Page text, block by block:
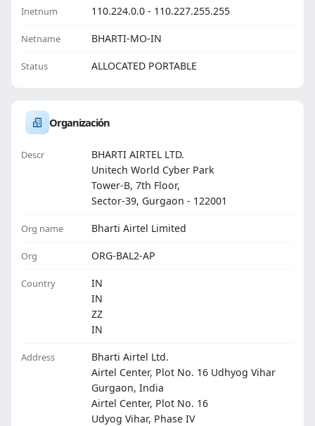
Inetnum 110.224.0.0 - 110.227.255.255
Netname BHARTI-MO-IN
Status ALLOCATED PORTABLE
Organización
Descr
BHARTI AIRTEL LTD.
Unitech World Cyber Park
Tower-B, 7th Floor,
Sector-39, Gurgaon - 122001
Org name Bharti Airtel Limited
Org ORG-BAL2-AP
Country
IN
IN
ZZ
IN
Address
Bharti Airtel Ltd.
Airtel Center, Plot No. 16 Udhyog Vihar
Gurgaon, India
Airtel Center, Plot No. 16
Udyog Vihar, Phase IV